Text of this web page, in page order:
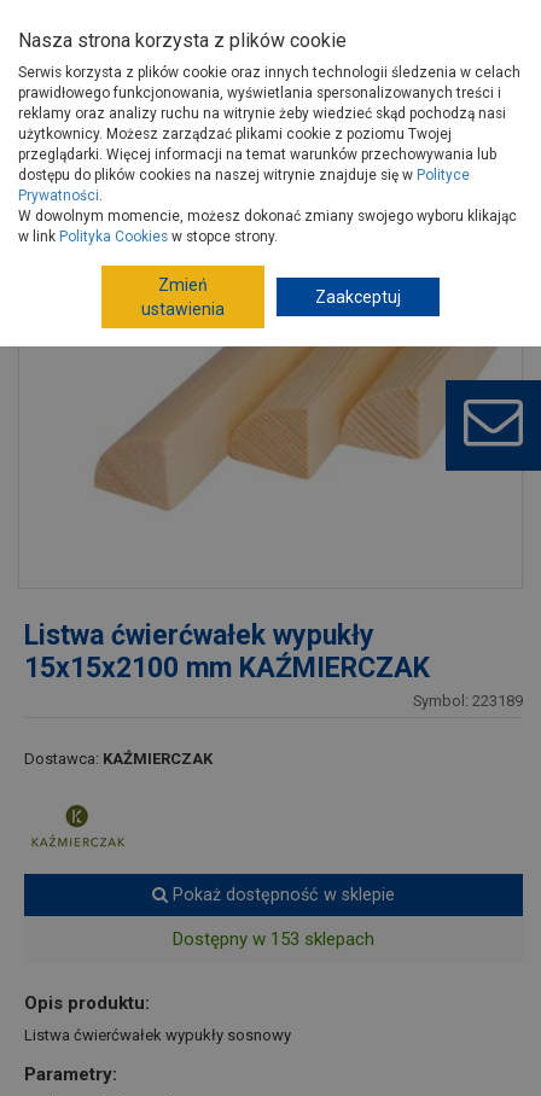
Strona główna Wykończenie
Drewno, płyty konstrukcyjne
Drewno surowe
Listwy drewniane
Listwa ćwierćwałek wypukły 15x15x2100 mm KAŹMIERCZAK
Listwa ćwierćwałek wypukły
15x15x2100 mm KAŹMIERCZAK
Symbol: 223189
Dostawca: KAŹMIERCZAK
Pokaż dostępność w sklepie
Dostępny w 153 sklepach
Opis produktu:
Listwa ćwierćwałek wypukły sosnowy
Parametry:
Nasza strona korzysta z plików cookie
Serwis korzysta z plików cookie oraz innych technologii śledzenia w celach
prawidłowego funkcjonowania, wyświetlania spersonalizowanych treści i
reklamy oraz analizy ruchu na witrynie żeby wiedzieć skąd pochodzą nasi
użytkownicy. Możesz zarządzać plikami cookie z poziomu Twojej
przeglądarki. Więcej informacji na temat warunków przechowywania lub
dostępu do plików cookies na naszej witrynie znajduje się w Polityce
Prywatności.
W dowolnym momencie, możesz dokonać zmiany swojego wyboru klikając
w link Polityka Cookies w stopce strony.
Zmień
ustawienia
Zaakceptuj